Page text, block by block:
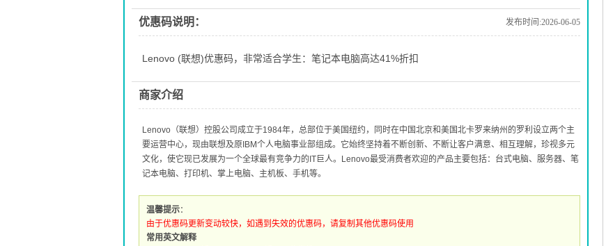
优惠码说明： 发布时间:2026-06-05
Lenovo (联想)优惠码，非常适合学生：笔记本电脑高达41%折扣
商家介绍
Lenovo（联想）控股公司成立于1984年，总部位于美国纽约，同时在中国北京和美国北卡罗来纳州的罗利设立两个主
要运营中心，现由联想及原IBM个人电脑事业部组成。它始终坚持着不断创新、不断让客户满意、相互理解，珍视多元
文化，使它现已发展为一个全球最有竞争力的IT巨人。Lenovo最受消费者欢迎的产品主要包括：台式电脑、服务器、笔
记本电脑、打印机、掌上电脑、主机板、手机等。
温馨提示：
由于优惠码更新变动较快，如遇到失效的优惠码，请复制其他优惠码使用
常用英文解释